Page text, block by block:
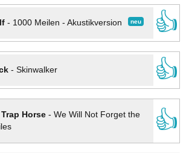
neu
- 1000 Meilen - Akustikversion
👍
- Skinwalker
👍
Horse- We Will Not Forget the
👍